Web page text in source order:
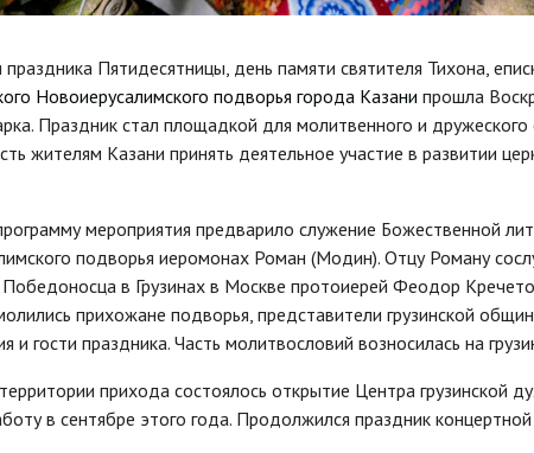
Пятидесятницы, день памяти святителя Тихона,
Новоиерусалимского подворья города Казани прошла
Праздник стал площадкой для молитвенного и
жителям Казани принять деятельное участие в развитии
мероприятия предварило служение Божественной
подворья иеромонах Роман (Модин). Отцу Роману
Победоносца в Грузинах в Москве протоиерей Феодор
прихожане подворья, представители грузинской
и гости праздника. Часть молитвословий возносилась на
прихода состоялось открытие Центра грузинской
в сентябре этого года. Продолжился праздник